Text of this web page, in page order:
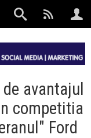
avantajul
competitia
Ford